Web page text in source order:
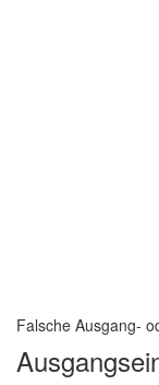
Falsche Ausgang-